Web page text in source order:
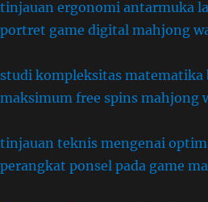
tinjauan ergonomi antarmuka
portret game digital mahjong
studi kompleksitas
maksimum free spins mahjong
tinjauan teknis mengenai
perangkat ponsel pada game